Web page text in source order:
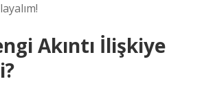
Akıntı İlişkiye